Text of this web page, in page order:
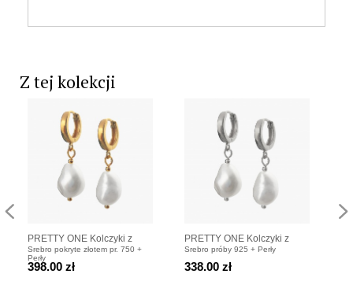
Z tej kolekcji
PRETTY ONE Kolczyki z
perłami
Srebro pokryte złotem pr. 750 +
Perły
398.00 zł
PRETTY ONE Kolczyki z
perłami
Srebro próby 925 + Perły
338.00 zł